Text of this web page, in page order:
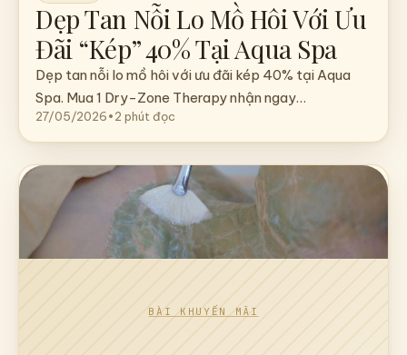
Dẹp Tan Nỗi Lo Mồ Hôi Với Ưu
Đãi “Kép” 40% Tại Aqua Spa
Dẹp tan nỗi lo mồ hôi với ưu đãi kép 40% tại Aqua
Spa. Mua 1 Dry-Zone Therapy nhận ngay…
27/05/2026•2 phút đọc